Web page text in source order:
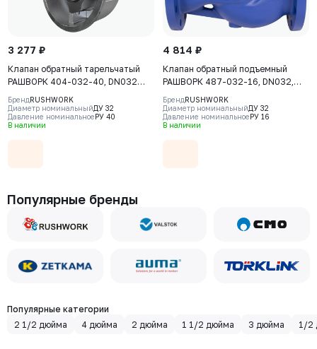
3 277 ₽
Клапан обратный тарельчатый
РАШВОРК 404-032-40, DN032
PN40, PN40, корпус - CF8M, диск -
CF8M, уплотнение - CF8M, М/Ф
БрендRUSHWORK
Диаметр номинальныйДУ 32
Давление номинальноеРУ 40
В наличии
4 814 ₽
Клапан обратный подъемный
РАШВОРК 487-032-16, DN032,
PN16, корпус - GJL-250 (GG25),
диск - угл. сталь AISI420, седло -
угл. сталь AISI420, Ф/Ф
БрендRUSHWORK
Диаметр номинальныйДУ 32
Давление номинальноеРУ 16
В наличии
Популярные бренды
Популярные категории
2 1/2 дюйма
4 дюйма 2 дюйма 1 1/2 дюйма 3 дюйма 1/2